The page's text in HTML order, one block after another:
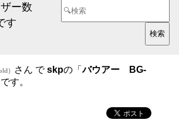
ー数
す
） さん でskpの「バウアー BG-
です。